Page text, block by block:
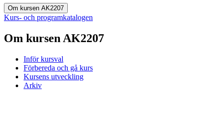
Om kursen AK2207
Kurs- och programkatalogen
Om kursen AK2207
Inför kursval
Förbereda och gå kurs
Kursens utveckling
Arkiv